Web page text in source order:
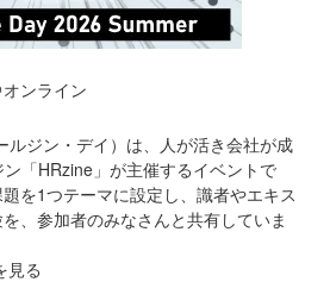
ンライン
ルジン・デイ）は、人が活き会社が成
「HRzine」が主催するイベントで
を1つテーマに設定し、識者やエキス
、参加者のみなさんと共有していま
見る